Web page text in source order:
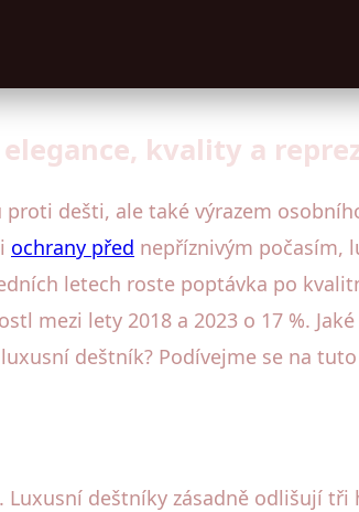
kvality a
dešti, ale také výrazem
ochrany před nepříznivým počasím,
letech roste poptávka po
mezi lety 2018 a 2023 o 17 %.
deštník? Podívejme se na
deštníky zásadně odlišují tři